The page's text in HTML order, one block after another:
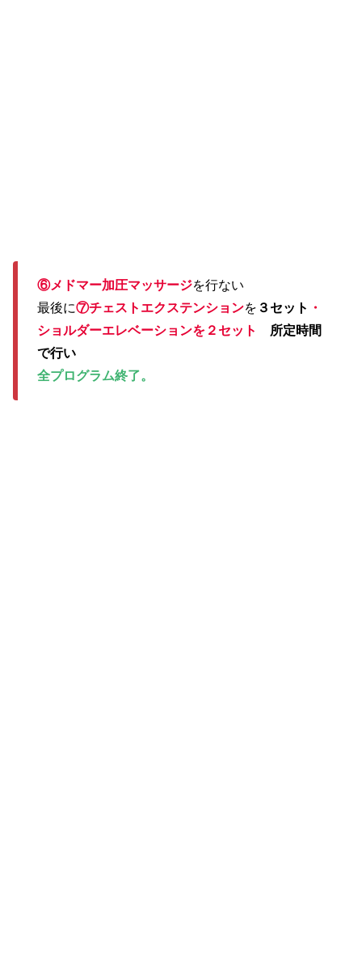
⑥メドマー加圧マッサージを行ない
最後に⑦チェストエクステンションを ３セット ・
ショルダーエレベーションを２セット
所定時間
で行い
全プログラム終了。